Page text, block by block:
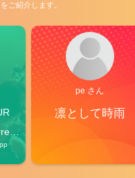
ご紹介します。
pe さん
凛として時雨